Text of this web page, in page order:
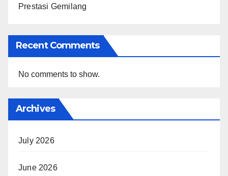
Prestasi Gemilang
Recent Comments
No comments to show.
Archives
July 2026
June 2026